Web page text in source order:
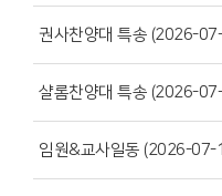
권사찬양대 특송 (2026-
샬롬찬양대 특송 (2026-
임원&교사일동 (2026-07-